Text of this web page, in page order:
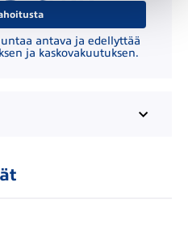
antava ja edellyttää
ja kaskovakuutuksen.